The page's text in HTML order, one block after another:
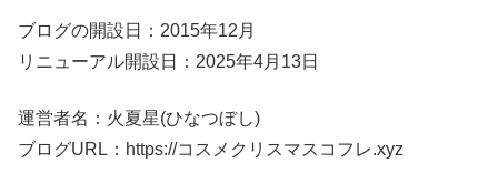
ブログの開設日：2015年12月
リニューアル開設日： 2025年4月13日
運営者名：火夏星(ひなつぼし)
ブログURL：https://コスメクリスマスコフレ.xyz